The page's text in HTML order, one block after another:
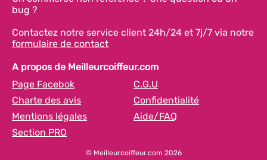
bug ?
Contactez notre service client 24h/24 et 7j/7 via notre
formulaire de contact
A propos de Meilleurcoiffeur.com
Page Facebok
C.G.U
Charte des avis
Confidentialité
Mentions légales
Aide/FAQ
Section PRO
© Meilleurcoiffeur.com 2026